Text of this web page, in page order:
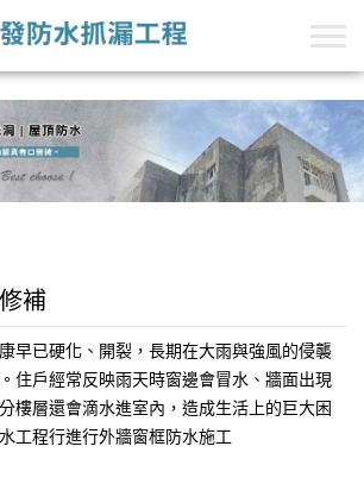
補
早已硬化、開裂，長期在大雨與強風的侵襲
住戶經常反映雨天時窗邊會冒水、牆面出現
樓層還會滴水進室內，造成生活上的巨大困
工程行進行外牆窗框防水施工